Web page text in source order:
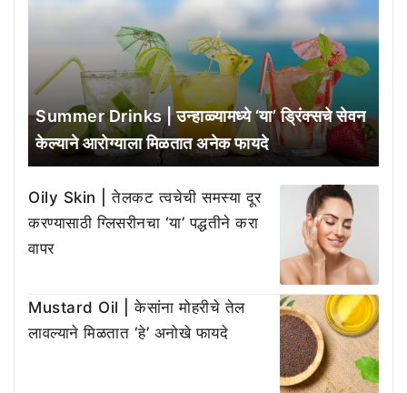
Summer Drinks | उन्हाळ्यामध्ये ‘या’ ड्रिंक्सचे सेवन
केल्याने आरोग्याला मिळतात अनेक फायदे
Oily Skin | तेलकट त्वचेची समस्या दूर
करण्यासाठी ग्लिसरीनचा ‘या’ पद्धतीने करा
वापर
Mustard Oil | केसांना मोहरीचे तेल
लावल्याने मिळतात ‘हे’ अनोखे फायदे